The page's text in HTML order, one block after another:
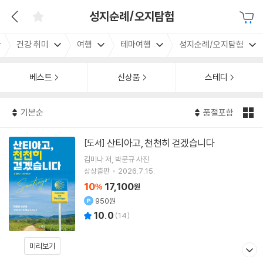
성지순례/오지탐험
건강 취미 여행 테마여행 성지순례/오지탐험
베스트 신상품 스테디
기본순 품절포함
미리보기
[도서] 산티아고, 천천히 걷겠습니다
김미나저 박문규사진
상상출판
2026.7.15.
10% 17,100원
950원
10.0 (14)